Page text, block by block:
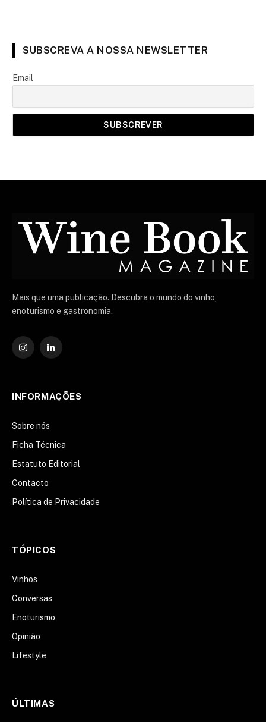
SUBSCREVA A NOSSA NEWSLETTER
Email
Mais que uma publicação. Descubra o mundo do vinho,
enoturismo e gastronomia.
Instagram
O
INFORMAÇÕES
Sobre nós
Ficha Técnica
Estatuto Editorial
Contacto
Política de Privacidade
TÓPICOS
Vinhos
Conversas
Enoturismo
Opinião
Lifestyle
ÚLTIMAS